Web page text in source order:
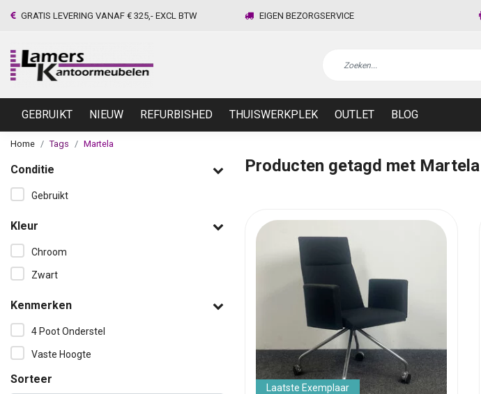
GRATIS LEVERING VANAF € 325,- EXCL BTW EIGEN BEZORGSERVICE
GEBRUIKT NIEUW REFURBISHED THUISWERKPLEK OUTLET BLOG
Home Tags Martela
Conditie
Gebruikt
Kleur
Chroom
Zwart
Kenmerken
4 Poot Onderstel
Vaste Hoogte
Sorteer
Producten getagd met Martela
Laatste Exemplaar